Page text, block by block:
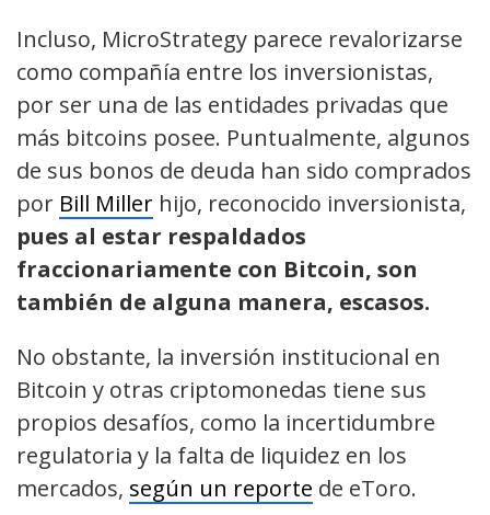
Incluso, MicroStrategy parece revalorizarse
como compañía entre los inversionistas,
por ser una de las entidades privadas que
más bitcoins posee. Puntualmente, algunos
de sus bonos de deuda han sido comprados
por Bill Miller hijo, reconocido inversionista,
pues al estar respaldados
fraccionariamente con Bitcoin, son
también de alguna manera, escasos.
No obstante, la inversión institucional en
Bitcoin y otras criptomonedas tiene sus
propios desafíos, como la incertidumbre
regulatoria y la falta de liquidez en los
mercados, según un reporte de eToro.